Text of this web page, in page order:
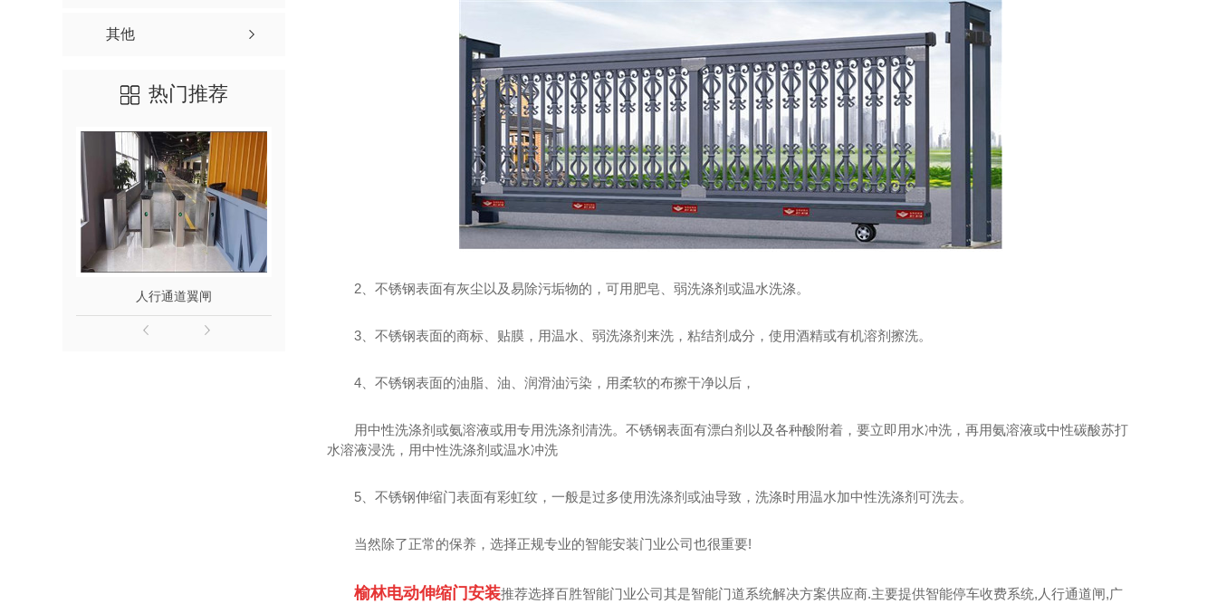
其他
热门推荐
人行通道翼闸 榆林人行通道翼闸价格 人行通道翼闸厂家 榆林人行通道翼闸
2、不锈钢表面有灰尘以及易除污垢物的，可用肥皂、弱洗涤剂或温水洗涤。
3、不锈钢表面的商标、贴膜，用温水、弱洗涤剂来洗，粘结剂成分，使用酒精或有机溶剂擦洗。
4、不锈钢表面的油脂、油、润滑油污染，用柔软的布擦干净以后，
用中性洗涤剂或氨溶液或用专用洗涤剂清洗。不锈钢表面有漂白剂以及各种酸附着，要立即用水冲洗，再用氨溶液或中性碳酸苏打
水溶液浸洗，用中性洗涤剂或温水冲洗
5、不锈钢伸缩门表面有彩虹纹，一般是过多使用洗涤剂或油导致，洗涤时用温水加中性洗涤剂可洗去。
当然除了正常的保养，选择正规专业的智能安装门业公司也很重要!
榆林电动伸缩门安装推荐选择百胜智能门业公司其是智能门道系统解决方案供应商.主要提供智能停车收费系统,人行通道闸,广